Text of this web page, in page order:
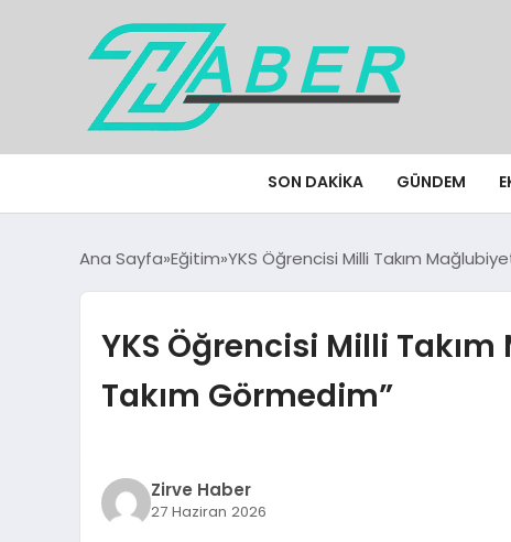
SON DAKIKA GÜNDEM
Ana Sayfa Eğitim YKS Öğrencisi Milli Takım
YKS Öğrencisi Milli
Takım Görmedim”
Zirve Haber
27 Haziran 2026